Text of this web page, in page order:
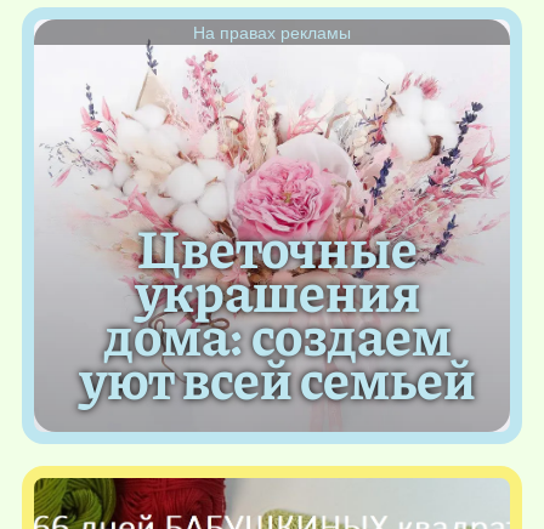
Цветочные
украшения
дома: создаем
уют всей семьей
На правах рекламы